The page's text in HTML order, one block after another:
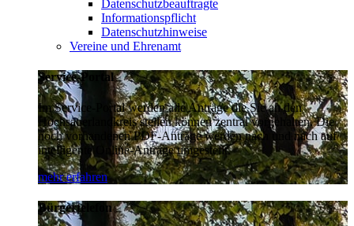
Datenschutzbeauftragte
Informationspflicht
Datenschutzhinweise
Vereine und Ehrenamt
Service-Portal
Im Service-Portal werden alle Anträge die Sie an den
Hochsauerlandkreis stellen können zentral vorgehalten. Die
noch vorhandenen PDF-Anträge werden nach und nach auf
intelligente Online-Anträge umgestellt.
mehr erfahren
Bürgertelefon